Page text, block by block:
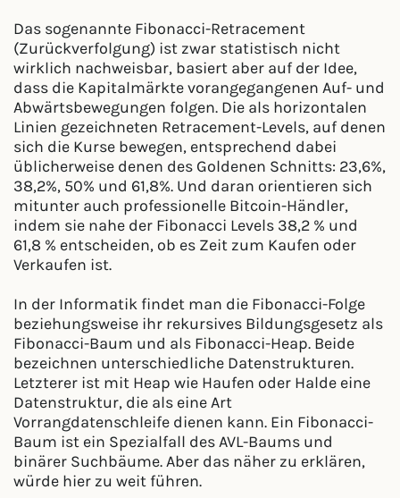
Das sogenannte Fibonacci-Retracement
(Zurückverfolgung) ist zwar statistisch nicht
wirklich nachweisbar, basiert aber auf der Idee,
dass die Kapitalmärkte vorangegangenen Auf- und
Abwärtsbewegungen folgen. Die als horizontalen
Linien gezeichneten Retracement-Levels, auf denen
sich die Kurse bewegen, entsprechend dabei
üblicherweise denen des Goldenen Schnitts: 23,6%,
38,2%, 50% und 61,8%. Und daran orientieren sich
mitunter auch professionelle Bitcoin-Händler,
indem sie nahe der Fibonacci Levels 38,2 % und
61,8 % entscheiden, ob es Zeit zum Kaufen oder
Verkaufen ist.
In der Informatik findet man die Fibonacci-Folge
beziehungsweise ihr rekursives Bildungsgesetz als
Fibonacci-Baum und als Fibonacci-Heap. Beide
bezeichnen unterschiedliche Datenstrukturen.
Letzterer ist mit Heap wie Haufen oder Halde eine
Datenstruktur, die als eine Art
Vorrangdatenschleife dienen kann. Ein Fibonacci-
Baum ist ein Spezialfall des AVL-Baums und
binärer Suchbäume. Aber das näher zu erklären,
würde hier zu weit führen.